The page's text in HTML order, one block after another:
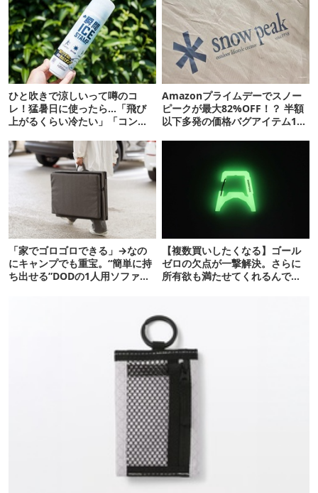
ひと吹きで涼しいって噂のコ
レ！猛暑日に使ったら…「飛び
上がるくらい冷たい」「コンビ
Amazonプライムデーでスノー
ピークが最大82%OFF！？ 半額
以下多発の価格バグアイテム11
「家でゴロゴロできる」→なの
にキャンプでも重宝。“簡単に持
ち出せる”DODの1人用ソファが
【複数買いしたくなる】ゴール
ゼロの欠点が一撃解決。さらに
所有欲も満たせてくれるんで